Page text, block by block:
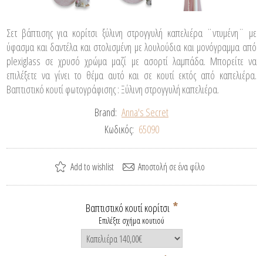
Σετ βάπτισης για κορίτσι ξύλινη στρογγυλή καπελιέρα ¨ντυμένη¨ με
ύφασμα και δαντέλα και στολισμένη με λουλούδια και μονόγραμμα από
plexiglass σε χρυσό χρώμα μαζί με ασορτί λαμπάδα. Μπορείτε να
επιλέξετε να γίνει το θέμα αυτό και σε κουτί εκτός από καπελιέρα.
Βαπτιστικό κουτί φωτογράφισης : Ξύλινη στρογγυλή καπελιέρα.
Brand: Anna's Secret
Κωδικός: 65090
Βαπτιστικό κουτί κορίτσι *
Επιλέξτε σχήμα κουτιού